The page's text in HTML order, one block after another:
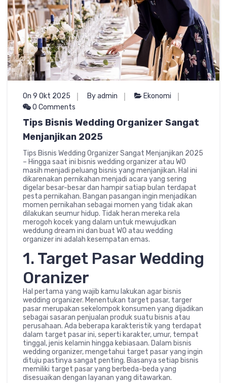
On 9 Okt 2025 By admin
Ekonomi
0 Comments
Tips Bisnis Wedding Organizer Sangat
Menjanjikan 2025
Tips Bisnis Wedding Organizer Sangat Menjanjikan 2025
– Hingga saat ini bisnis wedding organizer atau WO
masih menjadi peluang bisnis yang menjanjikan. Hal ini
dikarenakan pernikahan menjadi acara yang sering
digelar besar-besar dan hampir satiap bulan terdapat
pesta pernikahan. Bangan pasangan ingin menjadikan
momen pernikahan sebagai momen yang tidak akan
dilakukan seumur hidup. Tidak heran mereka rela
merogoh kocek yang dalam untuk mewujudkan
weddung dream ini dan buat WO atau wedding
organizer ini adalah kesempatan emas.
1. Target Pasar Wedding
Oranizer
Hal pertama yang wajib kamu lakukan agar bisnis
wedding organizer. Menentukan target pasar, targer
pasar merupakan sekelompok konsumen yang dijadikan
sebagai sasaran penjualan produk suatu bisnis atau
perusahaan. Ada beberapa karakteristik yang terdapat
dalam target pasar ini, seperti karakter, umur, tempat
tinggal, jenis kelamin hingga kebiasaan. Dalam bisnis
wedding organizer, mengetahui target pasar yang ingin
dituju pastinya sangat penting. Biasanya setiap bisnis
memiliki target pasar yang berbeda-beda yang
disesuaikan dengan layanan yang ditawarkan.